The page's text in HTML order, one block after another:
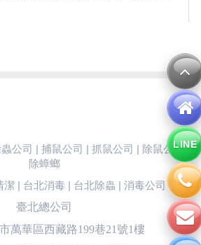
公司 | 捕鼠公司 | 抓鼠公司 | 除鼠公司 |
除蟑螂
| 台北消毒 | 台北除蟲 | 消毒公司
臺北總公司
萬華區西藏路199巷21號1樓
LINE